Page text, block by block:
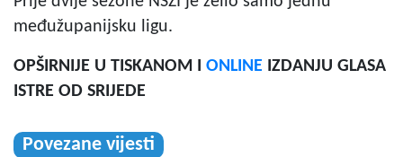
međužupanijsku ligu.
OPŠIRNIJE U TISKANOM I ONLINE IZDANJU GLASA
ISTRE OD SRIJEDE
Povezane vijesti